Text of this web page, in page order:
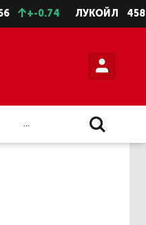
+-0.74 ЛУКОЙЛ 4588.5
...